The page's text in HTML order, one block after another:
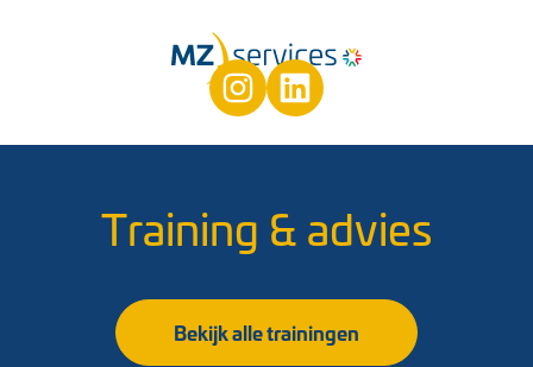
Training & advies
Bekijk alle trainingen